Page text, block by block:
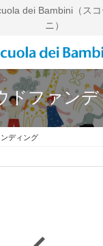
dei Bambini（ス
ニ）
ドファン
ディング